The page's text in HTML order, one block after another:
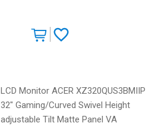
LCD Monitor ACER XZ320QUS3BMIIP
32" Gaming/Curved Swivel Height
adjustable Tilt Matte Panel VA